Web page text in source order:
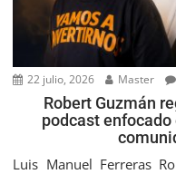
22 julio, 2026 Master
Robert Guzmán
podcast
Luis Manuel Ferreras